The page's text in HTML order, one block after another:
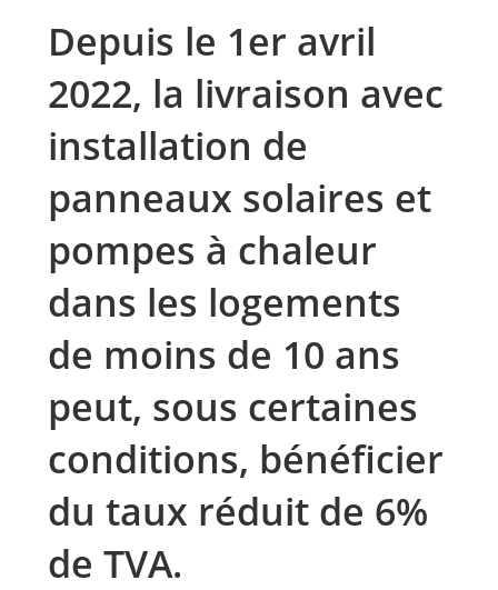
Depuis le 1er avril
2022, la livraison avec
installation de
panneaux solaires et
pompes à chaleur
dans les logements
de moins de 10 ans
peut, sous certaines
conditions, bénéficier
du taux réduit de 6%
de TVA.